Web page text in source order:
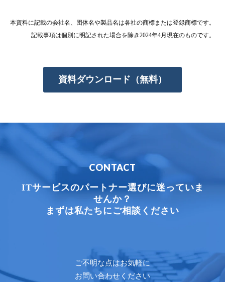
本資料に記載の会社名、団体名や製品名は各社の商標または登録商標です。
記載事項は個別に明記された場合を除き2024年4月現在のものです。
資料ダウンロード（無料）
CONTACT
ITサービスのパートナー選びに迷っていま
せんか？
まずは私たちにご相談ください
ご不明な点はお気軽に
お問い合わせください